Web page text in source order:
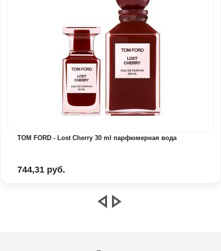
TOM FORD - Lost Cherry 30 ml парфюмерная вода
744,31 руб.